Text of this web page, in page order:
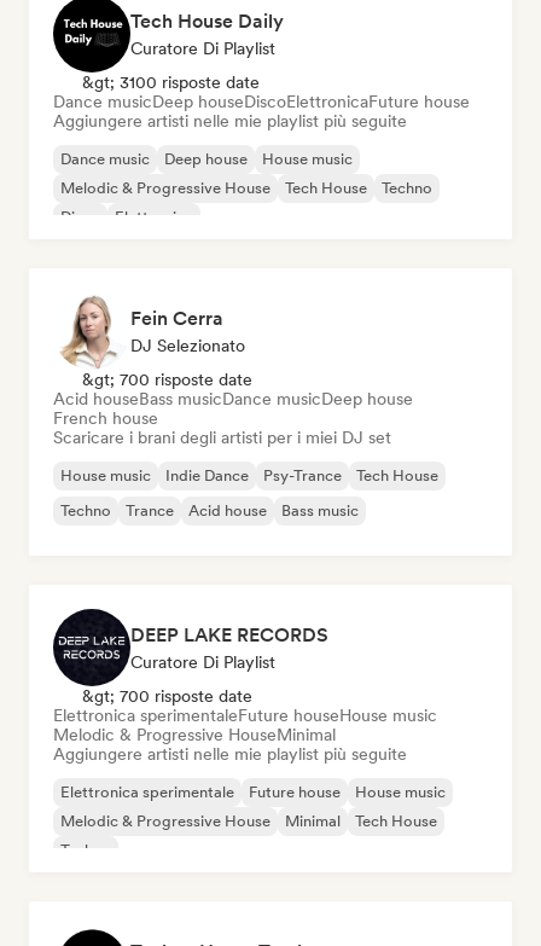
Tech House Daily
Curatore Di Playlist
&gt; 3100 risposte date
Dance musicDeep houseDiscoElettronicaFuture house
Aggiungere artisti nelle mie playlist più seguite
Dance music Deep house
House music
Melodic & Progressive House
Tech House
Techno
Disco
Elettronica
Fein Cerra
DJ Selezionato
&gt; 700 risposte date
Acid houseBass musicDance musicDeep house
French house
Scaricare i brani degli artisti per i miei DJ set
House music Indie Dance Psy-Trance
Tech House
Techno
Trance Acid house Bass music
DEEP LAKE RECORDS
Curatore Di Playlist
&gt; 700 risposte date
Elettronica sperimentaleFuture houseHouse music
Melodic & Progressive HouseMinimal
Aggiungere artisti nelle mie playlist più seguite
Elettronica sperimentale Future house
House music
Melodic & Progressive House
Minimal
Tech House
Techno